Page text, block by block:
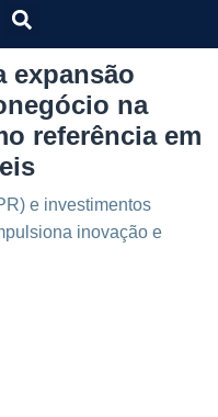
expansão
na
referência em
e investimentos
inovação e